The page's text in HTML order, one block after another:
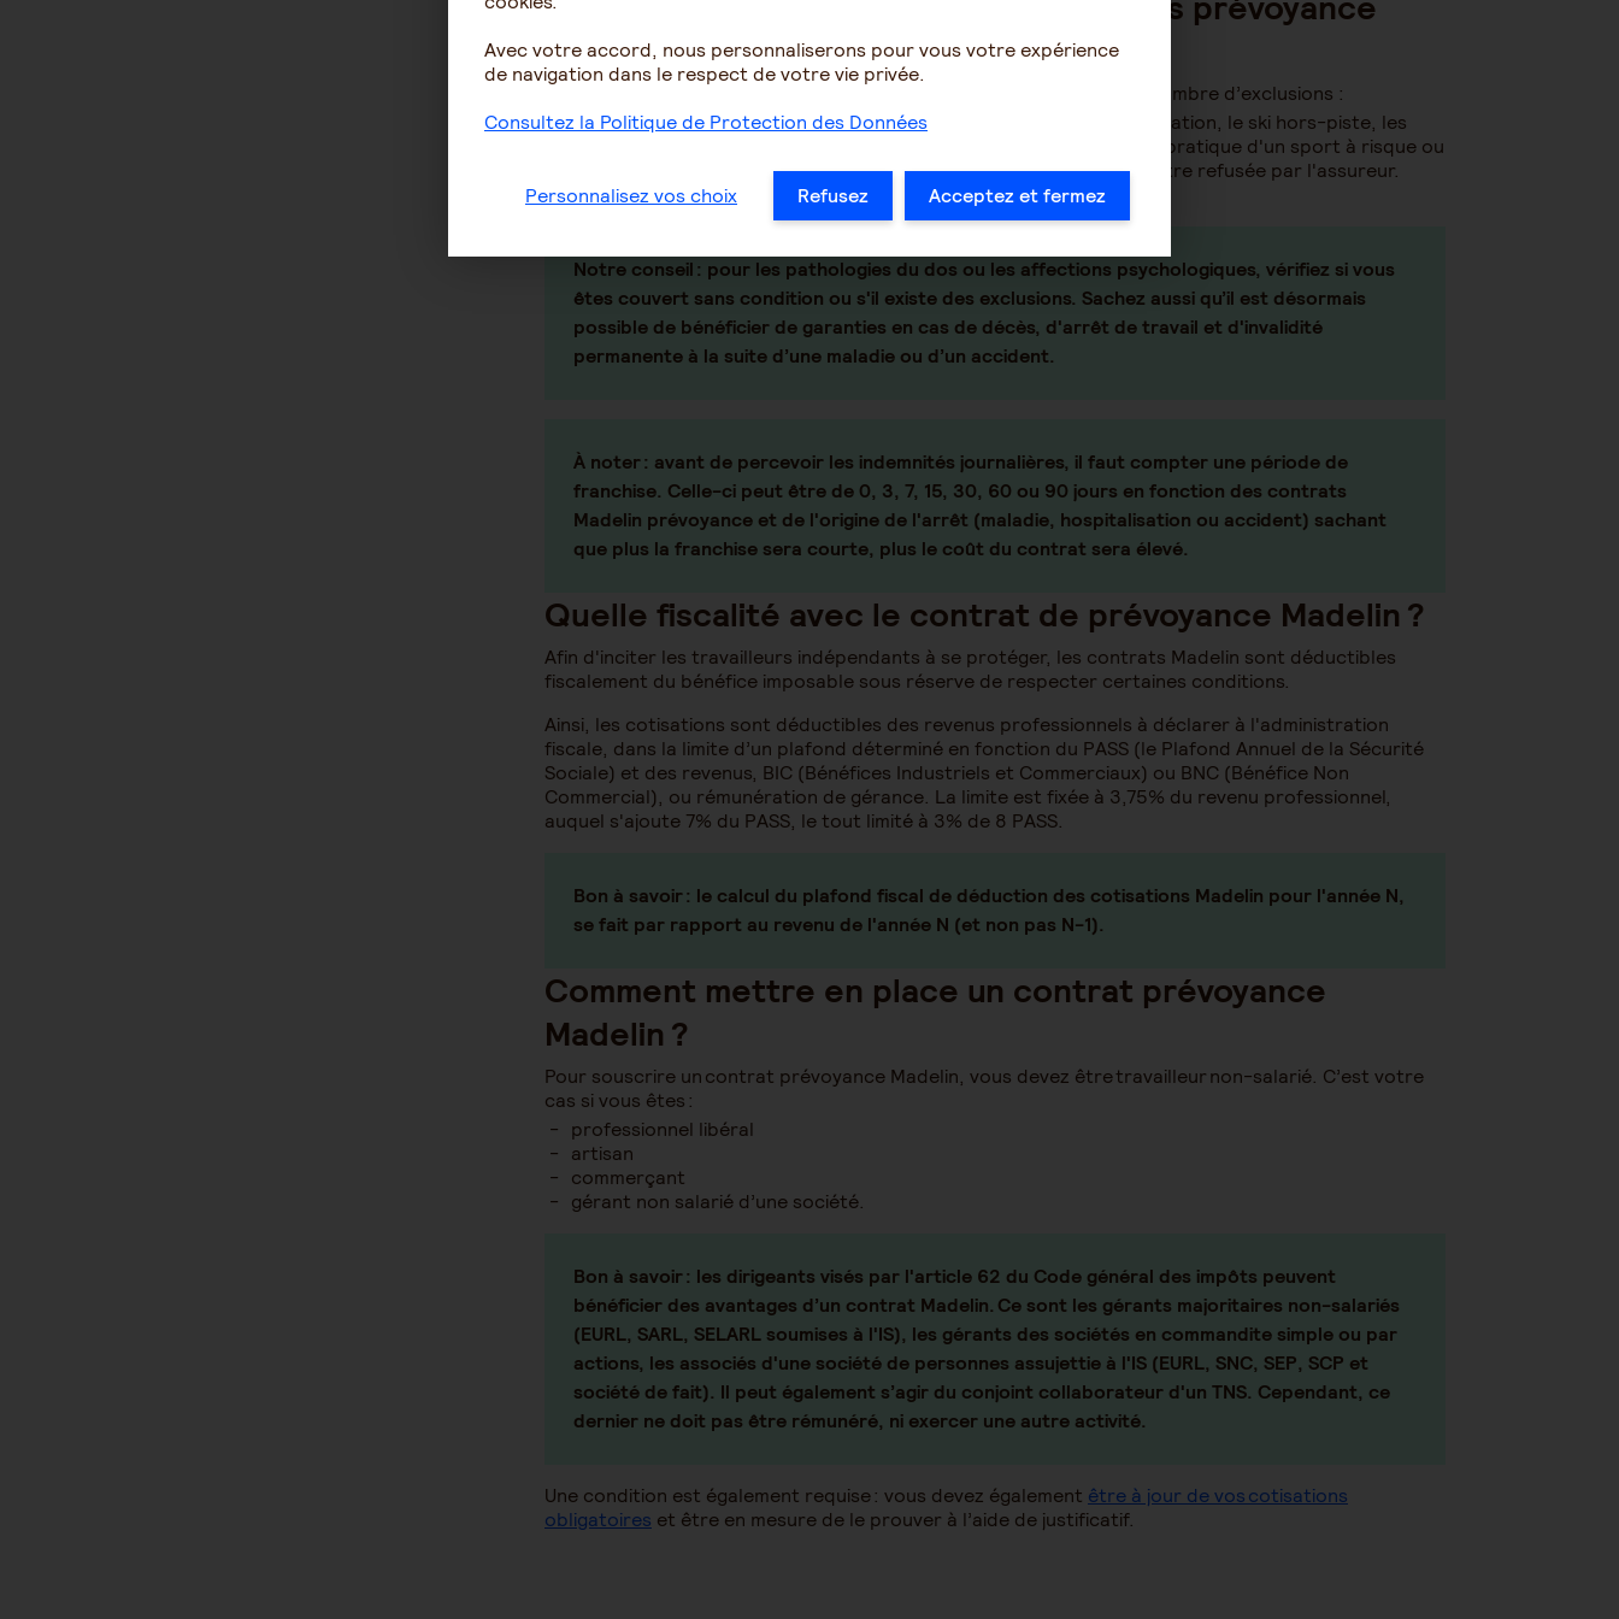
Madelin ?
Les garanties incapacité, invalidité et décès comportent un certain nombre d’exclusions :
la pratique d’un sport considéré à risque comme la plongée, l’équitation, le ski hors-piste, les
sports de combat… Par exemple, si l'arrêt de travail fait suite à la pratique d'un sport à risque ou
à un problème de dos, l'indemnisation pourra, dans certains cas, être refusée par l'assureur.
les affections psychiques, psychiatriques, le suicide…
Notre conseil : pour les pathologies du dos ou les affections psychologiques, vérifiez si vous
êtes couvert sans condition ou s'il existe des exclusions. Sachez aussi qu’il est désormais
possible de bénéficier de garanties en cas de décès, d'arrêt de travail et d'invalidité
permanente à la suite d’une maladie ou d’un accident.
À noter : avant de percevoir les indemnités journalières, il faut compter une période de
franchise. Celle-ci peut être de 0, 3, 7, 15, 30, 60 ou 90 jours en fonction des contrats
Madelin prévoyance et de l'origine de l'arrêt (maladie, hospitalisation ou accident) sachant
que plus la franchise sera courte, plus le coût du contrat sera élevé.
Quelle fiscalité avec le contrat de prévoyance Madelin ?
Afin d'inciter les travailleurs indépendants à se protéger, les contrats Madelin sont déductibles
fiscalement du bénéfice imposable sous réserve de respecter certaines conditions.
Ainsi, les cotisations sont déductibles des revenus professionnels à déclarer à l'administration
fiscale, dans la limite d’un plafond déterminé en fonction du PASS (le Plafond Annuel de la Sécurité
Sociale) et des revenus, BIC (Bénéfices Industriels et Commerciaux) ou BNC (Bénéfice Non
Commercial), ou rémunération de gérance. La limite est fixée à 3,75% du revenu professionnel,
auquel s'ajoute 7% du PASS, le tout limité à 3% de 8 PASS.
Bon à savoir : le calcul du plafond fiscal de déduction des cotisations Madelin pour l'année N,
se fait par rapport au revenu de l'année N (et non pas N-1).
Comment mettre en place un contrat prévoyance
Madelin ?
Pour souscrire un contrat prévoyance Madelin, vous devez être travailleur non-salarié. C’est votre
cas si vous êtes :
professionnel libéral
artisan
commerçant
gérant non salarié d’une société.
Bon à savoir : les dirigeants visés par l'article 62 du Code général des impôts peuvent
bénéficier des avantages d’un contrat Madelin. Ce sont les gérants majoritaires non-salariés
(EURL, SARL, SELARL soumises à l'IS), les gérants des sociétés en commandite simple ou par
actions, les associés d'une société de personnes assujettie à l'IS (EURL, SNC, SEP, SCP et
société de fait). Il peut également s’agir du conjoint collaborateur d'un TNS. Cependant, ce
dernier ne doit pas être rémunéré, ni exercer une autre activité.
Une condition est également requise : vous devez également être à jour de vos cotisations
obligatoires et être en mesure de le prouver à l’aide de justificatif.
Avec votre accord, nous personnaliserons pour vous votre expérience
de navigation dans le respect de votre vie privée.
Consultez la Politique de Protection des Données
Personnalisez vos choix Refusez Acceptez et fermez